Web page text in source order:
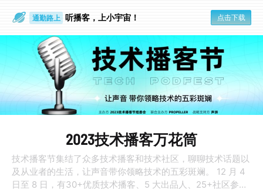
眼睛好累 听播客，上小宇宙！ 点击下载
2023技术播客万花筒
技术播客节集结了众多技术播客和技术社区，聊聊技术话题以
及从业者的生活，让声音带你领略技术的五彩斑斓。 12 月 4
日至 8 日，有30+优质技术播客、5 大出品人、25+社区参与